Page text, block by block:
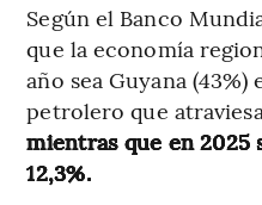
Según el Banco
que la economía
año sea Guyana (43%)
petrolero que
mientras que en 2025
12,3%.